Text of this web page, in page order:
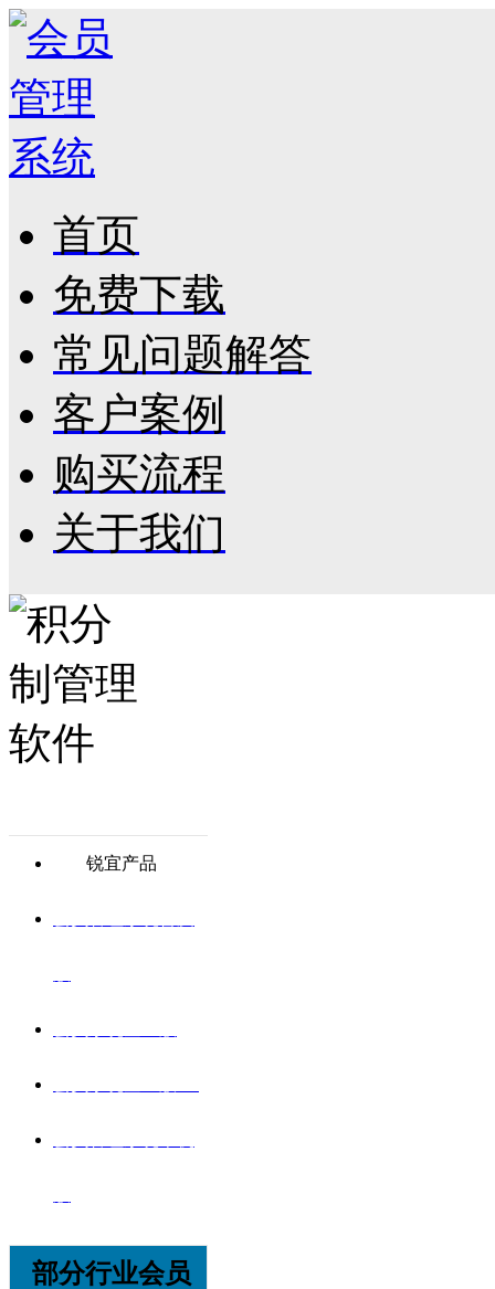
首页
免费下载
常见问题解答
客户案例
购买流程
关于我们
锐宜产品
部分行业会员